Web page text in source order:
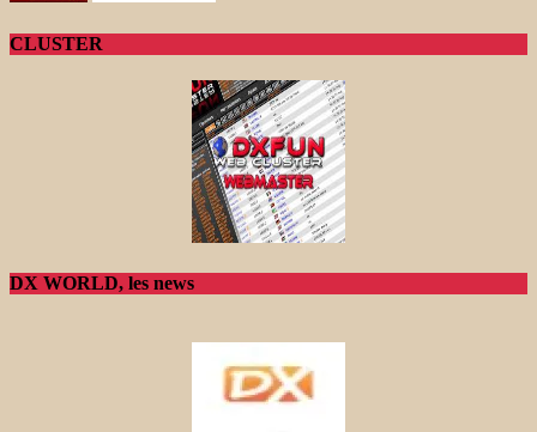
CLUSTER
DX WORLD, les news